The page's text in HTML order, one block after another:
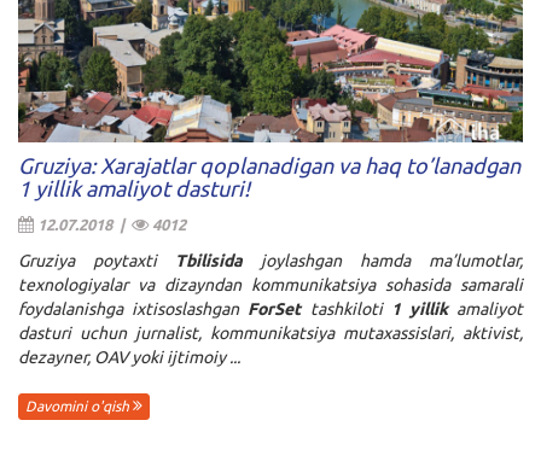
Gruziya: Xarajatlar qoplanadigan va haq to’lanadgan
1 yillik amaliyot dasturi!
12.07.2018 | 4012
Gruziya poytaxti Tbilisida joylashgan hamda ma’lumotlar,
texnologiyalar va dizayndan kommunikatsiya sohasida samarali
foydalanishga ixtisoslashgan ForSettashkiloti 1 yillikamaliyot
dasturi uchun jurnalist, kommunikatsiya mutaxassislari, aktivist,
dezayner, OAV yoki ijtimoiy ...
Davomini o'qish